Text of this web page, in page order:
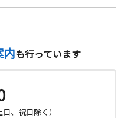
内も行っています
、祝日除く）